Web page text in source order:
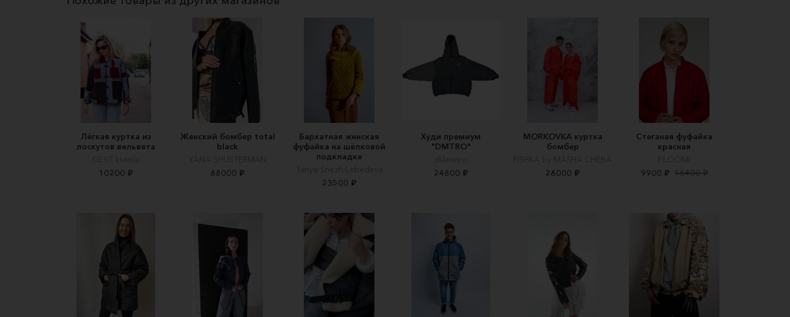
Лёгкая куртка из
лоскутов вельвета
GEST ksenia
10200 ₽
Женский бомбер total
black
YANA SHUSTERMAN
68000 ₽
Бархатная женская
фуфайка на шёлковой
подкладке
Tanya Snezh-Lebedeva
23500 ₽
Худи премиум
"DMTRO"
diámetro
24800 ₽
MORKOVKA куртка
бомбер
FISHKA by MASHA CHEBA
26000 ₽
Стеганая фуфайка
красная
PLOOMI
9900 ₽ 16400 ₽